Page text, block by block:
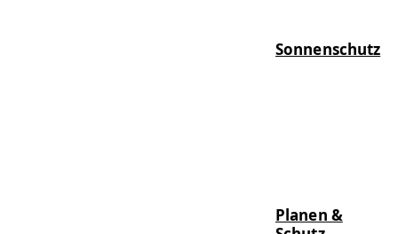
Sonnenschutz
Planen &